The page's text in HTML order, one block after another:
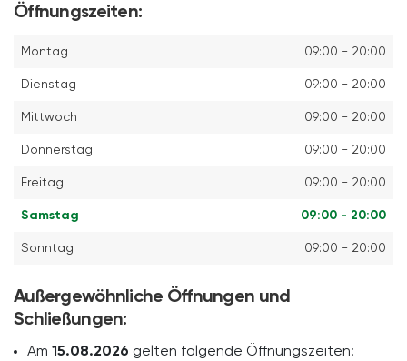
Öffnungszeiten:
Montag 09:00 - 20:00
Dienstag 09:00 - 20:00
Mittwoch 09:00 - 20:00
Donnerstag 09:00 - 20:00
Freitag 09:00 - 20:00
Samstag 09:00 - 20:00
Sonntag 09:00 - 20:00
Außergewöhnliche Öffnungen und
Schließungen:
Am 15.08.2026 gelten folgende Öffnungszeiten: